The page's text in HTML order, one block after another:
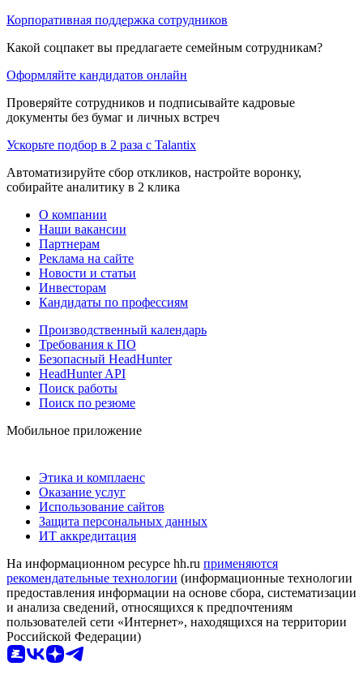
Корпоративная поддержка сотрудников
Какой соцпакет вы предлагаете семейным сотрудникам?
Оформляйте кандидатов онлайн
Проверяйте сотрудников и подписывайте кадровые
документы без бумаг и личных встреч
Ускорьте подбор в 2 раза с Talantix
Автоматизируйте сбор откликов, настройте воронку,
собирайте аналитику в 2 клика
О компании
Наши вакансии
Партнерам
Реклама на сайте
Новости и статьи
Инвесторам
Кандидаты по профессиям
Производственный календарь
Требования к ПО
Безопасный HeadHunter
HeadHunter API
Поиск работы
Поиск по резюме
Мобильное приложение
Этика и комплаенс
Оказание услуг
Использование сайтов
Защита персональных данных
ИТ аккредитация
На информационном ресурсе hh.ru применяются
рекомендательные технологии (информационные технологии
предоставления информации на основе сбора, систематизации
и анализа сведений, относящихся к предпочтениям
пользователей сети «Интернет», находящихся на территории
Российской Федерации)